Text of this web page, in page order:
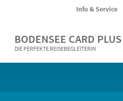
Info & Service
BODENSEE CARD PLUS
DIE PERFEKTE REISEBEGLEITERIN